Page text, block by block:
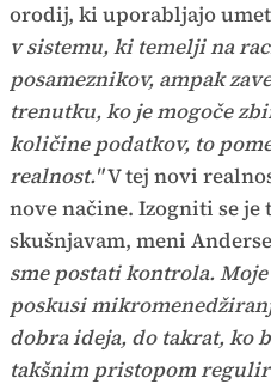
orodij, ki uporabljajo
v sistemu, ki temelji na
posameznikov, ampak
trenutku, ko je mogoče
količine podatkov, to
realnost."V tej novi
nove načine. Izogniti se
skušnjavam, meni
sme postati kontrola.
poskusi
dobra ideja, do takrat, ko
takšnim pristopom